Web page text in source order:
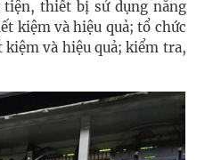
tiện, thiết bị sử dụng năng
kiệm và hiệu quả; tổ chức
và hiệu quả; kiểm tra,